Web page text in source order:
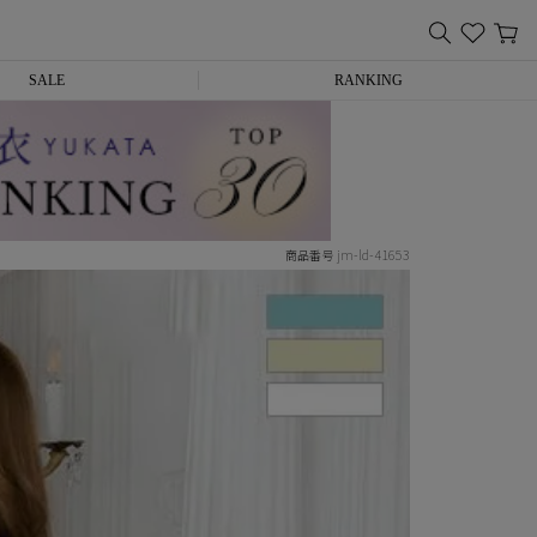
SALE RANKING
商品番号 jm-ld-41653